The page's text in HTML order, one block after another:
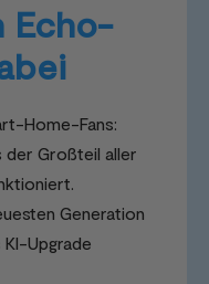
Echo-
Home-Fans:
der Großteil aller
Generation
Upgrade